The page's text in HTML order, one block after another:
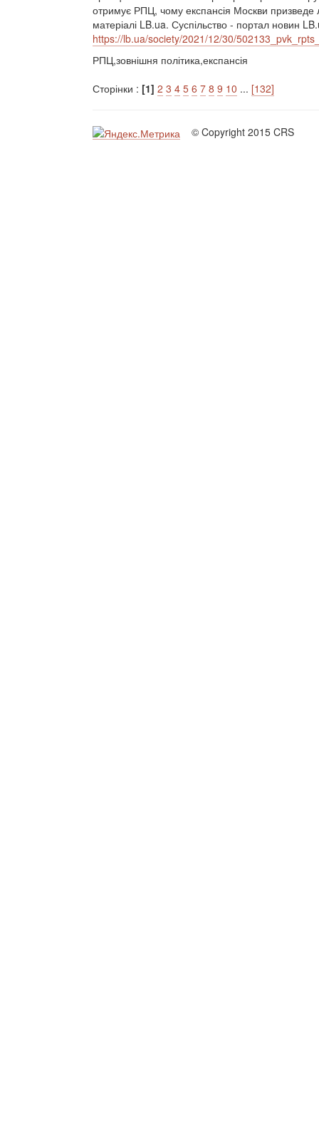
отримує РПЦ, чому експансія Москви призведе
матеріалі LB.ua. Суспільство - портал новин
https://lb.ua/society/2021/12/30/
РПЦ,зовнішня політика,експансія
Сторінки : [1] 2 3 4 5 6 7 8 9 10 ... [132]
© Copyright 2015 CRS